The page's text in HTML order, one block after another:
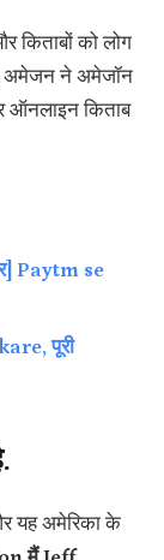
किताबों को लोग
अमेजन ने अमेजॉन
ऑनलाइन किताब
Paytm se
पूरी
यह अमेरिका के